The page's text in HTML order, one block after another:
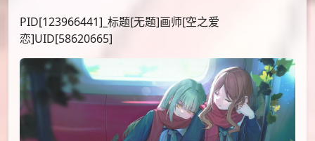
PID[123966441]_标题[无题]画师[空之爱
恋]UID[58620665]